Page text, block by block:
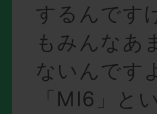
するんです
もみんなあ
ないんです
「MI6」と